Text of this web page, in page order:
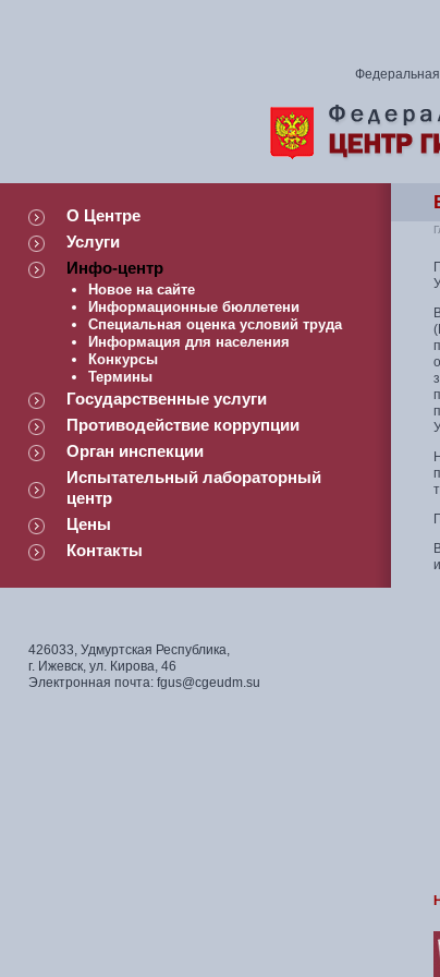
О Центре
Услуги
Инфо-центр
Новое на сайте
Информационные бюллетени
Специальная оценка условий труда
Информация для населения
Конкурсы
Термины
Государственные услуги
Противодействие коррупции
Орган инспекции
Испытательный лабораторный
центр
Цены
Контакты
426033, Удмуртская Республика,
г. Ижевск, ул. Кирова, 46
Электронная почта: fgus@cgeudm.su